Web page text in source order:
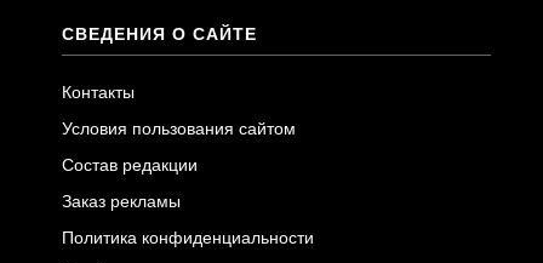
СВЕДЕНИЯ О САЙТЕ
Контакты
Условия пользования сайтом
Состав редакции
Заказ рекламы
Политика конфиденциальности